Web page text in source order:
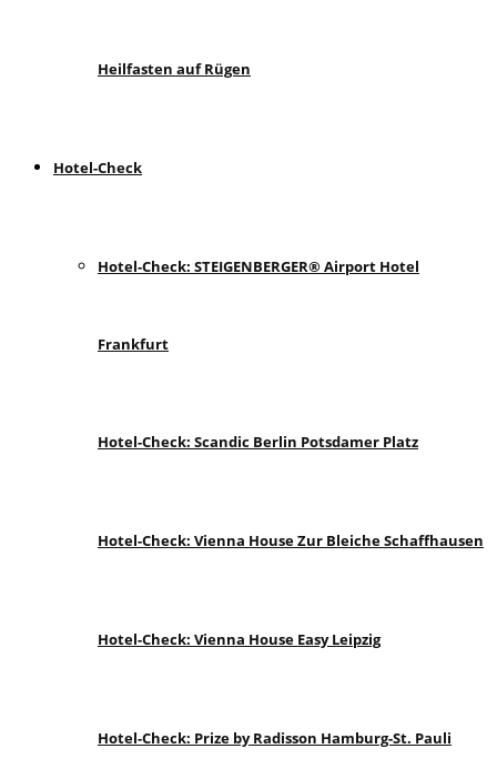
Heilfasten auf Rügen
Hotel-Check
Hotel-Check: STEIGENBERGER® Airport Hotel
Frankfurt
Hotel-Check: Scandic Berlin Potsdamer Platz
Hotel-Check: Vienna House Zur Bleiche Schaffhausen
Hotel-Check: Vienna House Easy Leipzig
Hotel-Check: Prize by Radisson Hamburg-St. Pauli